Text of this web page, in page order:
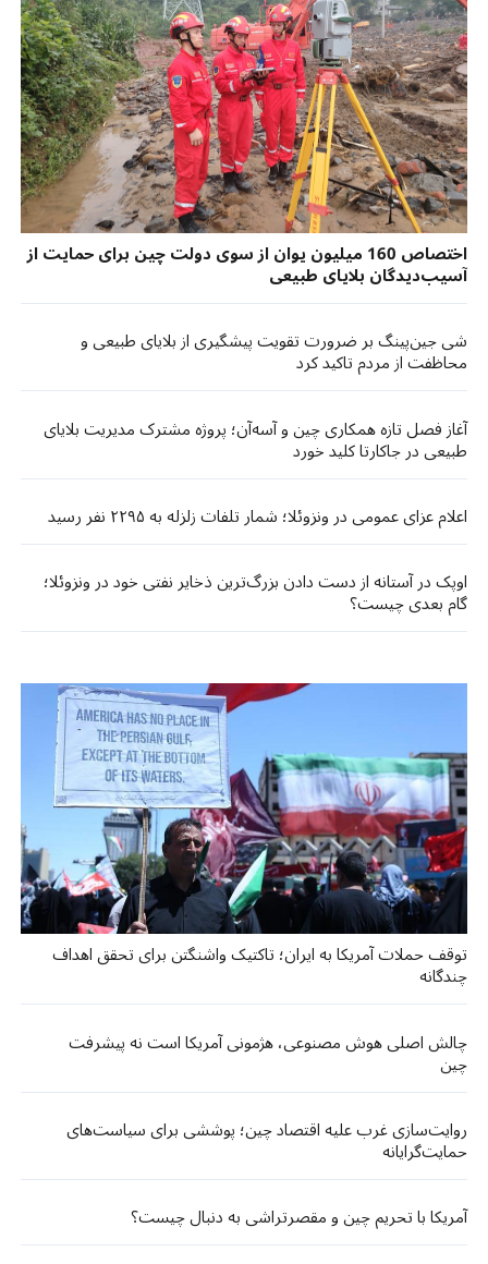
اختصاص 160 میلیون یوان از سوی دولت چین برای حمایت از
آسیب‌دیدگان بلایای طبیعی
شی جین‌پینگ بر ضرورت تقویت پیشگیری از بلایای طبیعی و
محاظفت از مردم تاکید کرد
آغاز فصل تازه همکاری چین و آسه‌آن؛ پروژه مشترک مدیریت بلایای
طبیعی در جاکارتا کلید خورد
اعلام عزای عمومی در ونزوئلا؛ شمار تلفات زلزله به ۲۲۹۵ نفر رسید
اوپک در آستانه از دست دادن بزرگ‌ترین ذخایر نفتی خود در ونزوئلا؛
گام بعدی چیست؟
توقف حملات آمریکا به ایران؛ تاکتیک واشنگتن برای تحقق اهداف
چندگانه
چالش اصلی هوش مصنوعی، هژمونی آمریکا است نه پیشرفت
چین
روایت‌سازی غرب علیه اقتصاد چین؛ پوششی برای سیاست‌های
حمایت‌گرایانه
آمریکا با تحریم چین و مقصرتراشی به دنبال چیست؟